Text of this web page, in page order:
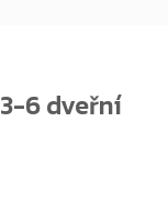
3-6 dveřní